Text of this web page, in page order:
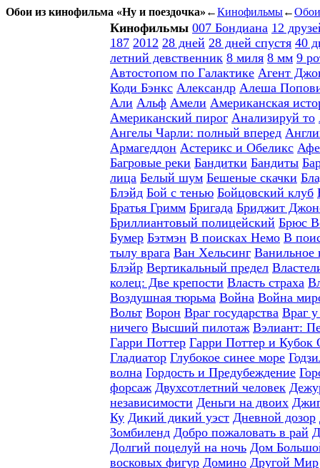
Обои из кинофильма «Ну и поездочка» ←Кинофильмы←Обои
Кинофильмы 007 Бондиана 12
187 2012 28 дней 28 дней спустя 40
летний девственник 8 миля 8 мм 9
Автостопом по Галактике Агент
Коди Бэнкс Александр Алеша
Али Альф Амели Американская
Американский пирог Анализируй то
Ангелы Чарли: полный вперед
Армагеддон Астерикс и Обеликс
Багровые реки Бандитки Бандиты
лица Белый шум Бешеные скачки
Блэйд Бой с тенью Бойцовский клуб
Братья Гримм Бригада Бриджит
Бриллиантовый полицейский Брюс
Бумер Бэтмэн В поисках Немо В
тылу врага Ван Хельсинг Ванильное
Блэйр Вертикальный предел
колец: Две крепости Власть страха
Воздушная тюрьма Война Война
Вольт Ворон Враг государства Враг
ничего Высший пилотаж Вэлиант:
Гарри Поттер Гарри Поттер и Кубок
Гладиатор Глубокое синее море
волна Гордость и Предубеждение
форсаж Двухсотлетний человек
независимости Деньги на двоих
Ку Дикий дикий уэст Дневной дозор
Зомбиленд Добро пожаловать в рай
Долгий поцелуй на ночь Дом
восковых фигур Домино Другой Мир